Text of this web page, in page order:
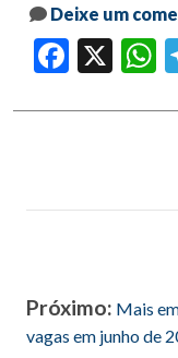
Deixe um
Facebook
Próximo: Mais
vagas em junho de